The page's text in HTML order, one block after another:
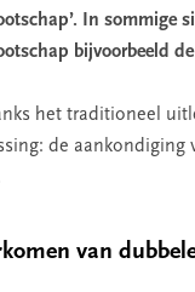
In sommige
bijvoorbeeld
het traditioneel
de aankondiging
van